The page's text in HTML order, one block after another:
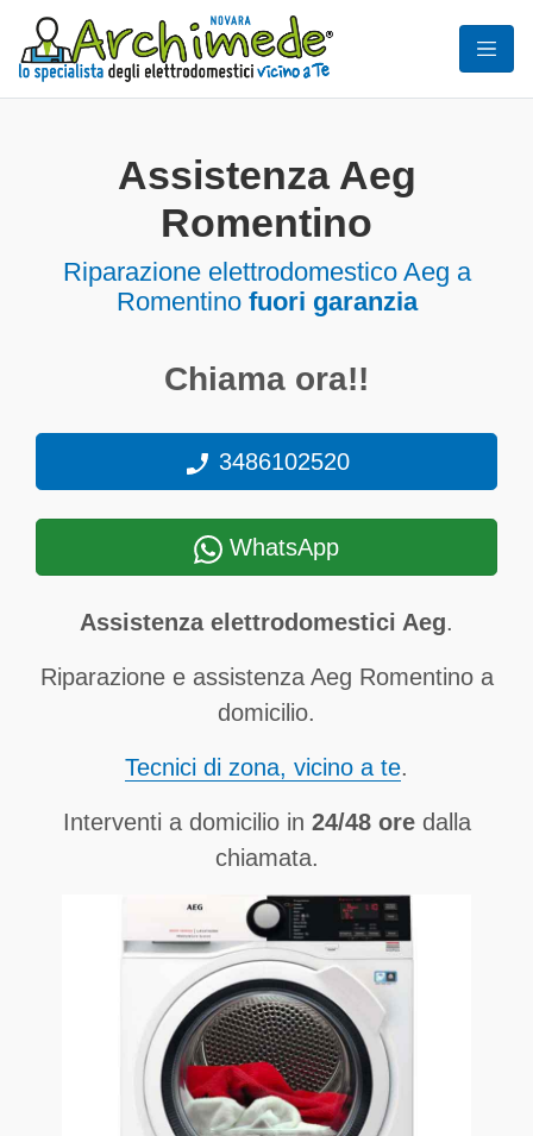
Assistenza Aeg
Romentino
Riparazione elettrodomestico Aeg a
Romentino fuori garanzia
Chiama ora!!
3486102520
WhatsApp
Assistenza elettrodomestici Aeg.
Riparazione e assistenza Aeg Romentino a
domicilio.
Tecnici di zona, vicino a te.
Interventi a domicilio in 24/48 oredalla
chiamata.